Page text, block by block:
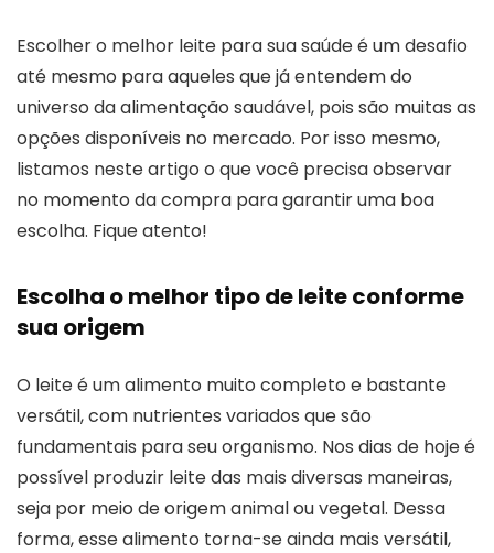
Escolher o melhor leite para sua saúde é um desafio
até mesmo para aqueles que já entendem do
universo da alimentação saudável, pois são muitas as
opções disponíveis no mercado. Por isso mesmo,
listamos neste artigo o que você precisa observar
no momento da compra para garantir uma boa
escolha. Fique atento!
Escolha o melhor tipo de leite conforme
sua origem
O leite é um alimento muito completo e bastante
versátil, com nutrientes variados que são
fundamentais para seu organismo. Nos dias de hoje é
possível produzir leite das mais diversas maneiras,
seja por meio de origem animal ou vegetal. Dessa
forma, esse alimento torna-se ainda mais versátil,